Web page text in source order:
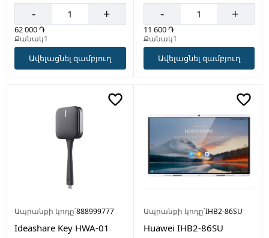
- +
62 000 ֏
Քանակ1
Ավելացնել զամբյուղ
- +
11 600 ֏
Քանակ1
Ավելացնել զամբյուղ
Ապրանքի կոդը՝888999777
Ideashare Key HWA-01
Ապրանքի կոդը՝IHB2-86SU
Huawei IHB2-86SU